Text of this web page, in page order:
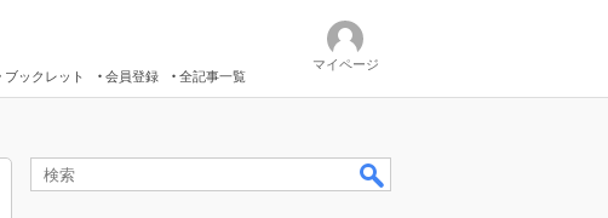
ブックレット 会員登録 全記事一覧
マイページ